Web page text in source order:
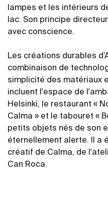
lampes et les intérieurs
lac. Son principe
avec conscience.
Les créations durables
combinaison de
simplicité des matériaux
incluent l'espace de
Helsinki, le restaurant «
Calma » et le tabouret «
petits objets nés de son
éternellement alerte. Il a
créatif de Calma, de
Can Roca.